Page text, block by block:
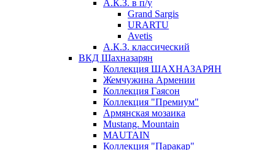
А.К.З. в п/у
Grand Sargis
URARTU
Avetis
А.К.З. классический
ВКД Шахназарян
Коллекция ШАХНАЗАРЯН
Жемчужина Армении
Коллекция Гаясон
Коллекция "Премиум"
Армянская мозаика
Mustang. Mountain
MAUTAIN
Коллекция "Паракар"